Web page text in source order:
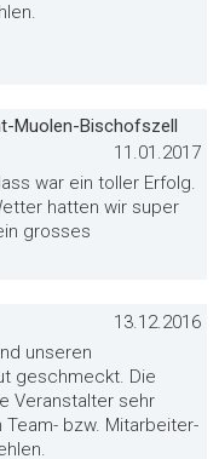
Muolen-Bischofszell
11.01.2017
war ein toller Erfolg.
hatten wir super
grosses
13.12.2016
unseren
geschmeckt. Die
Veranstalter sehr
Team- bzw. Mitarbeiter-